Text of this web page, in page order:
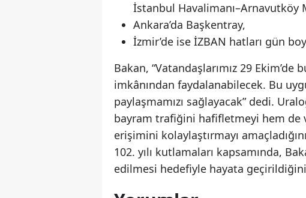
İstanbul Havalimanı–Arnavutköy
Ankara’da Başkentray,
İzmir’de ise İZBAN hatları gün
Bakan, “Vatandaşlarımız 29
imkânından faydalanabilecek. Bu
paylaşmamızı sağlayacak” dedi.
bayram trafiğini hafifletmeyi hem de
erişimini kolaylaştırmayı
102. yılı kutlamaları kapsamında,
edilmesi hedefiyle hayata